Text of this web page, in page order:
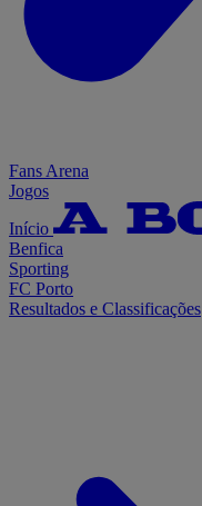
Fans Arena
Jogos
Início
Benfica
Sporting
FC Porto
Resultados e Classificações